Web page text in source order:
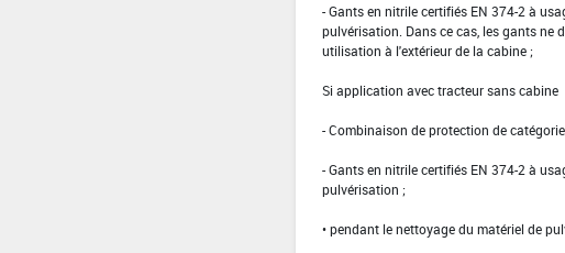
- Gants en nitrile certifiés EN 374-2 à
pulvérisation. Dans ce cas, les gants ne
utilisation à l'extérieur de la cabine ;
Si application avec tracteur sans cabine
- Combinaison de protection de
- Gants en nitrile certifiés EN 374-2 à
pulvérisation ;
• pendant le nettoyage du matériel de